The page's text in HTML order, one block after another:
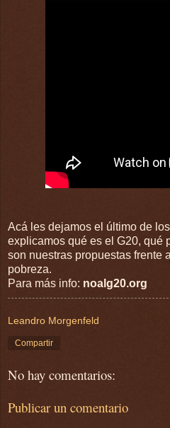
Acá les dejamos el último de
explicamos qué es el G20, qué
son nuestras propuestas frente
pobreza.
Para más info: noalg20.org
Leandro Morgenfeld
Compartir
No hay comentarios:
Publicar un comentario